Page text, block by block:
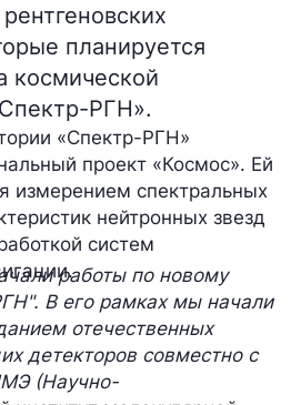
планируется
космической
РГН».
«Спектр-РГН»
проект «Космос». Ей
измерением спектральных
нейтронных звезд
систем
работы по новому
В его рамках мы начали
отечественных
детекторов совместно с
(Научно-